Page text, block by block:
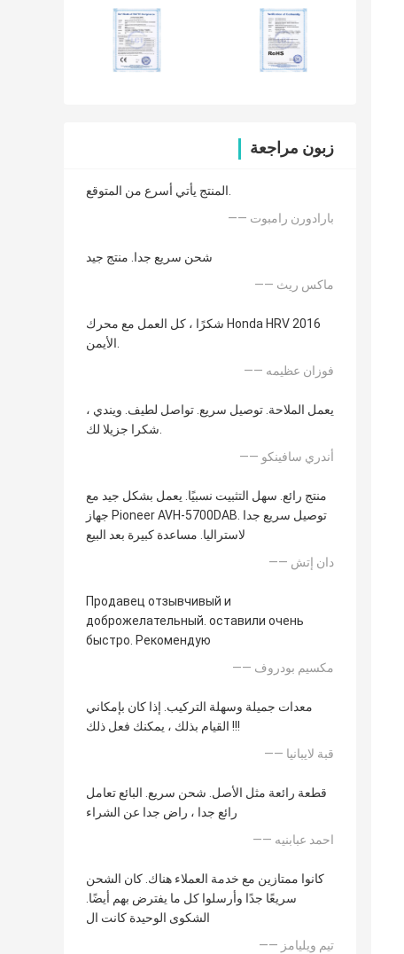
زبون مراجعة
المنتج يأتي أسرع من المتوقع.
—— بارادورن رامبوت
شحن سريع جدا. منتج جيد
—— ماكس ريث
شكرًا ، كل العمل مع محرك Honda HRV 2016
الأيمن.
—— فوزان عظيمه
يعمل الملاحة. توصيل سريع. تواصل لطيف. ويندي ،
شكرا جزيلا لك.
—— أندري سافينكو
منتج رائع. سهل التثبيت نسبيًا. يعمل بشكل جيد مع
جهاز Pioneer AVH-5700DAB. توصيل سريع جدا
لاستراليا. مساعدة كبيرة بعد البيع
—— دان إتش
Продавец отзывчивый и
доброжелательный. оставили очень
быстро. Рекомендую
—— مكسيم بودروف
معدات جميلة وسهلة التركيب. إذا كان بإمكاني
القيام بذلك ، يمكنك فعل ذلك !!!
—— قبة لايبانيا
قطعة رائعة مثل الأصل. شحن سريع. البائع تعامل
رائع جدا ، راض جدا عن الشراء
—— احمد عبابنيه
كانوا ممتازين مع خدمة العملاء هناك. كان الشحن
سريعًا جدًا وأرسلوا كل ما يفترض بهم أيضًا.
الشكوى الوحيدة كانت ال
—— تيم ويليامز